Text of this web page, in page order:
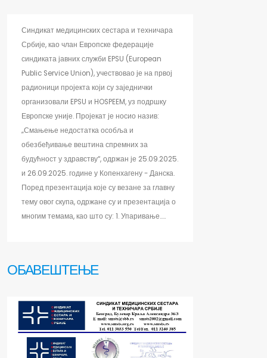
Синдикат медицинских сестара и техничара
Србије, као члан Европске федерације
синдиката јавних служби EPSU (European
Public Service Union), учествовао је на првој
радионици пројекта који су заједнички
организовали EPSU и HOSPEEM, уз подршку
Европске уније. Пројекат је носио назив:
„Смањење недостатка особља и
обезбеђивање вештина спремних за
будућност у здравству“, одржан је 25.09.2025.
и 26.09.2025. године у Копенхагену - Данска.
Поред презентација које су везане за главну
тему овог скупа, одржане су и презентација о
многим темама, као што су: 1. Упаривање.....
ОБАВЕШТЕЊЕ